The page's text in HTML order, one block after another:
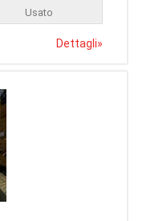
Usato
Dettagli»